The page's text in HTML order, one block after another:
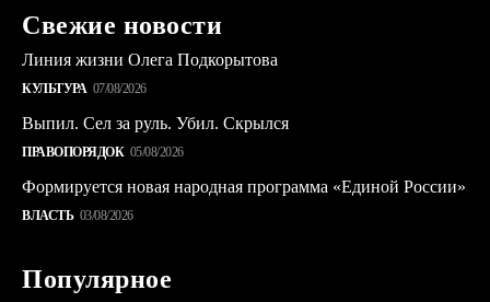
Свежие новости
Линия жизни Олега Подкорытова
КУЛЬТУРА 07/08/2026
Выпил. Сел за руль. Убил. Скрылся
ПРАВОПОРЯДОК 05/08/2026
Формируется новая народная программа «Единой России»
ВЛАСТЬ 03/08/2026
Популярное